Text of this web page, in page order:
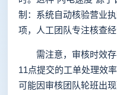
制：系统自动核验营业
项，人工团队专注核查经
需注意，审核时效存
11点提交的工单处理效
可能因审核团队轮班出